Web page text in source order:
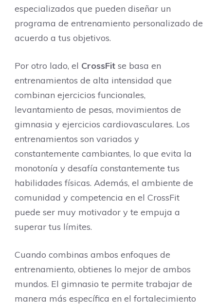
especializados que pueden diseñar un
programa de entrenamiento personalizado de
acuerdo a tus objetivos.
Por otro lado, el CrossFit se basa en
entrenamientos de alta intensidad que
combinan ejercicios funcionales,
levantamiento de pesas, movimientos de
gimnasia y ejercicios cardiovasculares. Los
entrenamientos son variados y
constantemente cambiantes, lo que evita la
monotonía y desafía constantemente tus
habilidades físicas. Además, el ambiente de
comunidad y competencia en el CrossFit
puede ser muy motivador y te empuja a
superar tus límites.
Cuando combinas ambos enfoques de
entrenamiento, obtienes lo mejor de ambos
mundos. El gimnasio te permite trabajar de
manera más específica en el fortalecimiento